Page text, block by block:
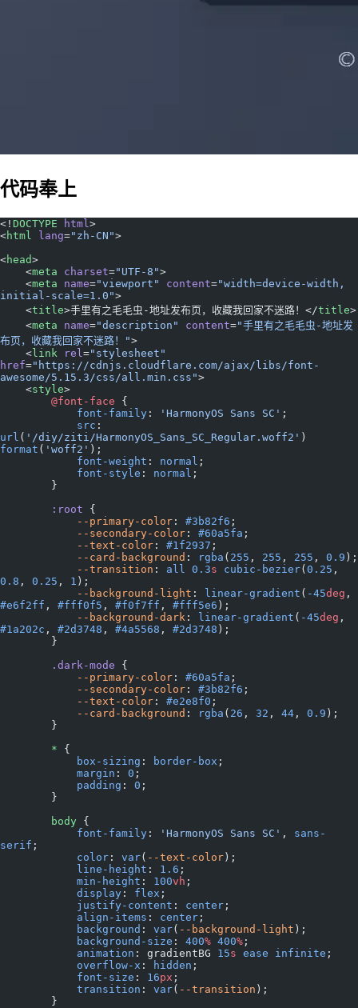
代码奉上
<! DOCTYPE html >
<html lang="zh-CN">
<head>
    <
meta charset="UTF-8">
    <
meta name="viewport" content="width=device-width,
initial-scale=1.0">
    <
title>手里有之毛毛虫-地址发布页，收藏我回家不迷路！</title>
    <
meta name="description" content="手里有之毛毛虫-地址发
布页，收藏我回家不迷路！">
    <
link rel ="stylesheet"
href="https://cdnjs.cloudflare.com/ajax/libs/font-
awesome/5.15.3/css/all.min.css">
    <
style>
        @font-face
{
            font-family
: 'HarmonyOS Sans SC' ;
            src
url ( '/diy/ziti/HarmonyOS_Sans_SC_Regular.woff2'
format ( 'woff2' );
            font-weight
: normal ;
            font-style
: normal ;
        }
        :root
{
            --primary-color
: #3b82f6 ;
            --secondary-color
: #60a5fa ;
            --text-color
: #1f2937 ;
            --card-background
: rgba ( 255 , 255 , 255 , 0.9 );
            --transition
: all 0.3s cubic-bezier(0.25
0.8 , 0.25 , 1 );
            --background-light
: linear-gradient ( -45deg
#e6f2ff , #fff0f5 , #f0f7ff , #fff5e6 );
            --background-dark
: linear-gradient ( -45deg
#1a202c , #2d3748 , #4a5568 , #2d3748 );
        }
        .dark-mode
{
            --primary-color
: #60a5fa ;
            --secondary-color
: #3b82f6 ;
            --text-color
: #e2e8f0 ;
            --card-background
: rgba ( 26 , 32 , 44 , 0.9 );
        }
        *
{
            box-sizing
: border-box ;
            margin
: 0 ;
            padding
: 0 ;
        }
        body
{
            font-family
: 'HarmonyOS Sans SC' , sans-
serif ;
            color
: var( --text-color);
            line-height
: 1.6 ;
            min-height
: 100vh ;
            display
: flex ;
            justify-content
: center ;
            align-items
: center ;
            background
: var( --background-light );
            background-size
: 400% 400% ;
            animation
: gradientBG 15s ease infinite ;
            overflow-x
: hidden ;
            font-size
: 16px ;
            transition
: var( --transition );
        }